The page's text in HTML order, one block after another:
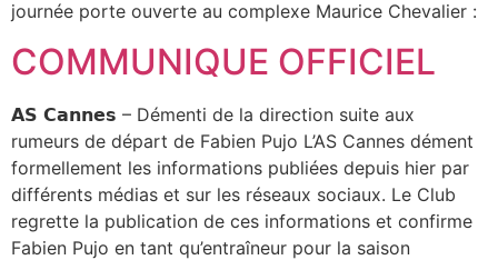
journée porte ouverte au complexe Maurice Chevalier :
COMMUNIQUE OFFICIEL
𝗔𝗦 𝗖𝗮𝗻𝗻𝗲𝘀 – Démenti de la direction suite aux
rumeurs de départ de Fabien Pujo L’AS Cannes dément
formellement les informations publiées depuis hier par
différents médias et sur les réseaux sociaux. Le Club
regrette la publication de ces informations et confirme
Fabien Pujo en tant qu’entraîneur pour la saison